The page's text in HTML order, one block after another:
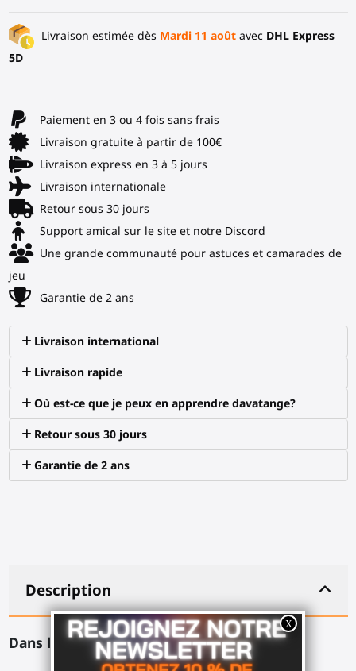
Livraison estimée dès Mardi 11 aoûtavec DHL Express
5D
Paiement en 3 ou 4 fois sans frais
Livraison gratuite à partir de 100€
Livraison express en 3 à 5 jours
Livraison internationale
Retour sous 30 jours
Support amical sur le site et notre Discord
Une grande communauté pour astuces et camarades de
jeu
Garantie de 2 ans
Livraison international
Livraison rapide
Où est-ce que je peux en apprendre davatange?
Retour sous 30 jours
Garantie de 2 ans
Description
Dans la boîte :